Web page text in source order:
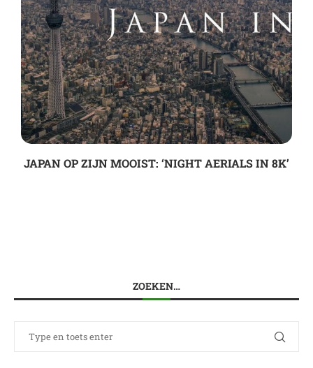
JAPAN OP ZIJN MOOIST: ‘NIGHT AERIALS IN 8K’
ZOEKEN…